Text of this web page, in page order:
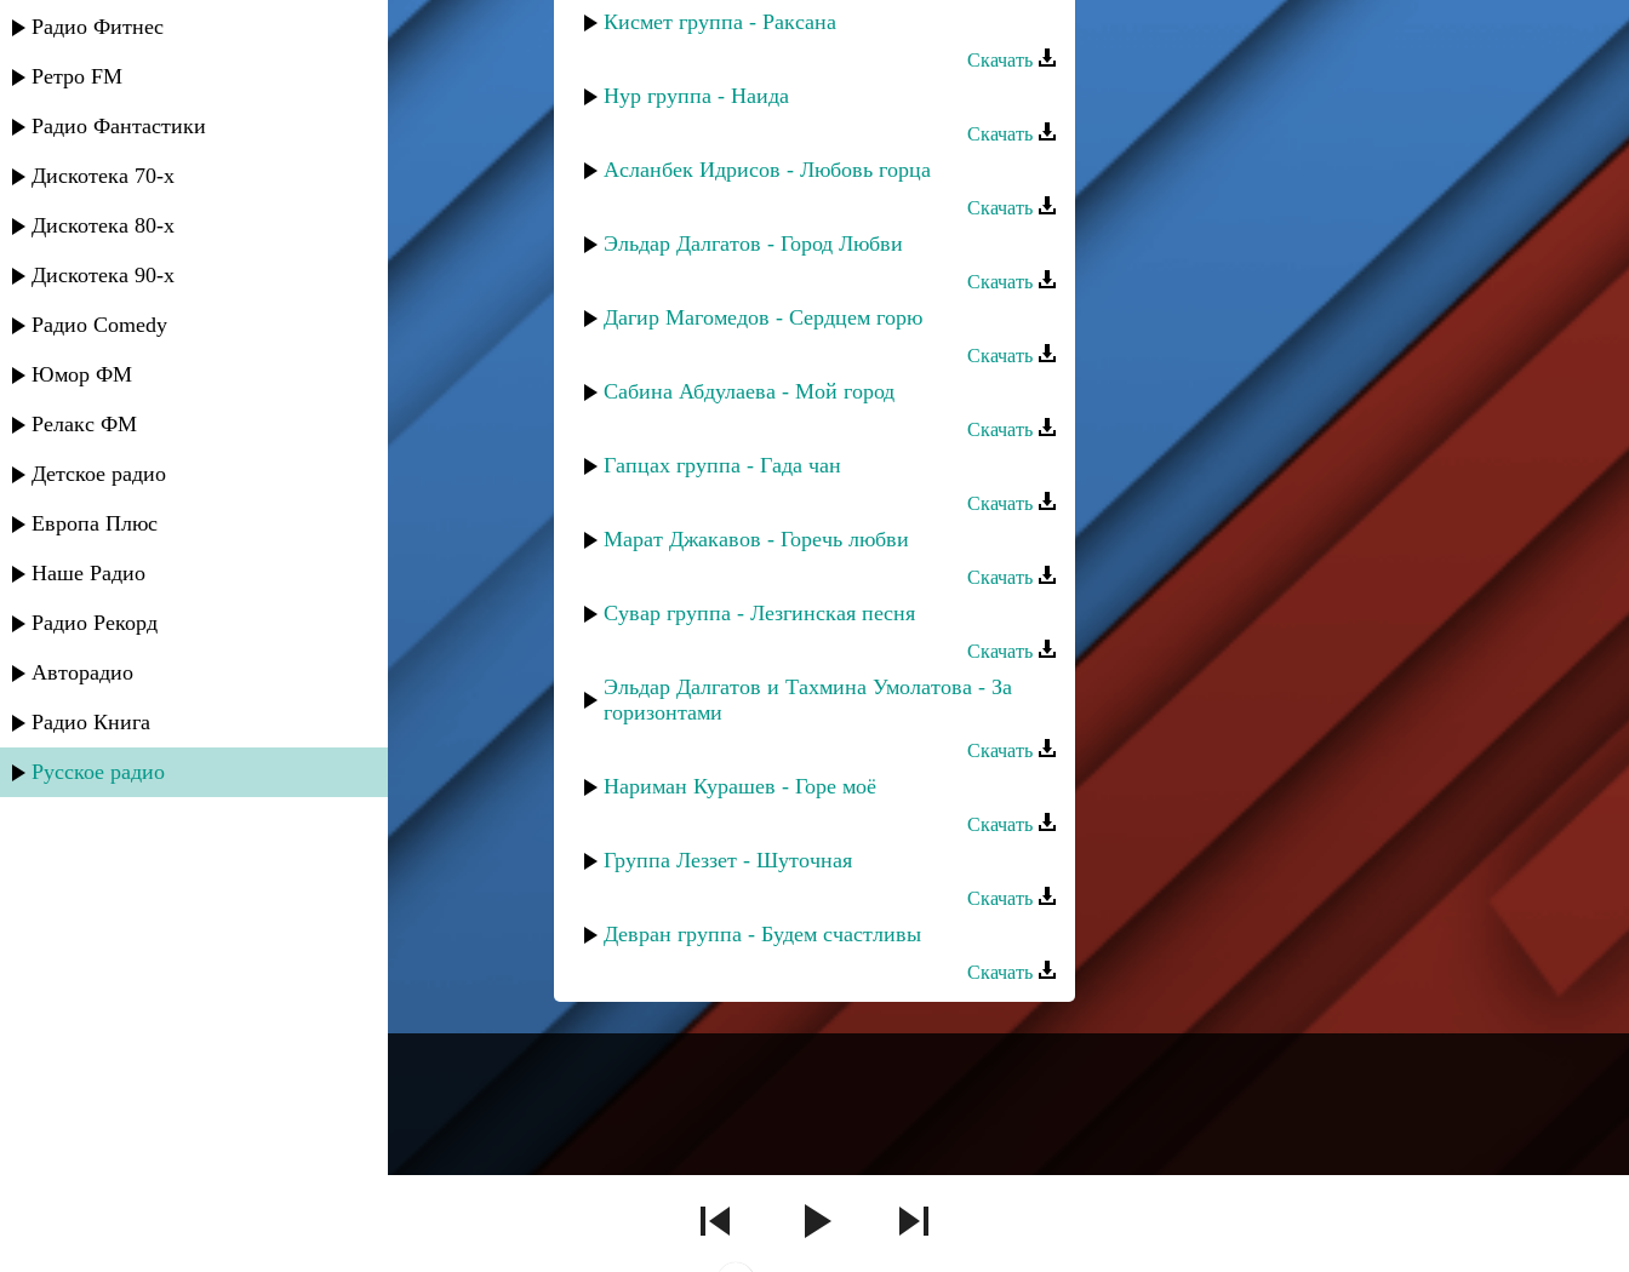
Радио Фитнес
Ретро FM
Радио Фантастики
Дискотека 70-х
Дискотека 80-х
Дискотека 90-х
Радио Comedy
Юмор ФМ
Релакс ФМ
Детское радио
Европа Плюс
Наше Радио
Радио Рекорд
Авторадио
Радио Книга
Русское радио
Кисмет группа - Раксана
Скачать
Нур группа - Наида
Скачать
Асланбек Идрисов - Любовь горца
Скачать
Эльдар Далгатов - Город Любви
Скачать
Дагир Магомедов - Сердцем горю
Скачать
Сабина Абдулаева - Мой город
Скачать
Гапцах группа - Гада чан
Скачать
Марат Джакавов - Горечь любви
Скачать
Сувар группа - Лезгинская песня
Скачать
Эльдар Далгатов и Тахмина Умолатова - За
горизонтами
Скачать
Нариман Курашев - Горе моё
Скачать
Группа Леззет - Шуточная
Скачать
Девран группа - Будем счастливы
Скачать